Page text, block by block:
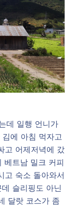
데 일행 언니가
에 아침 먹자고
고 어제저녁에 갔
베트남 밀크 커피
고 숙소 돌아와서
슬리핑도 아닌
달랏 코스가 좀